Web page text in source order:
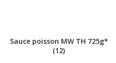
Sauce poisson MW TH 725g*
(12)